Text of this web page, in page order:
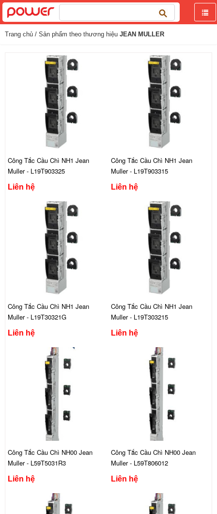
Tìm
kiếm
Trang chủ / Sản phẩm theo thương hiệu JEAN MULLER
Công Tắc Cầu Chì NH1 Jean
Muller - L19T903325
Liên hệ
Công Tắc Cầu Chì NH1 Jean
Muller - L19T903315
Liên hệ
Công Tắc Cầu Chì NH1 Jean
Muller - L19T30321G
Liên hệ
Công Tắc Cầu Chì NH1 Jean
Muller - L19T303215
Liên hệ
Công Tắc Cầu Chì NH00 Jean
Muller - L59T5031R3
Liên hệ
Công Tắc Cầu Chì NH00 Jean
Muller - L59T806012
Liên hệ